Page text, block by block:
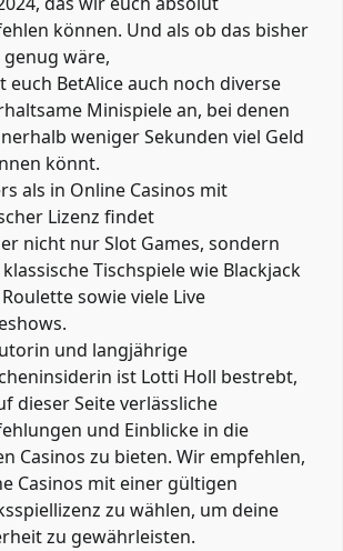
können. Und als ob das bisher
wäre,
euch BetAlice auch noch diverse
Minispiele an, bei denen
weniger Sekunden viel Geld
könnt.
als in Online Casinos mit
Lizenz findet
nicht nur Slot Games, sondern
Tischspiele wie Blackjack
sowie viele Live
und langjährige
ist Lotti Holl bestrebt,
dieser Seite verlässliche
und Einblicke in die
Casinos zu bieten. Wir empfehlen,
Casinos mit einer gültigen
zu wählen, um deine
zu gewährleisten.